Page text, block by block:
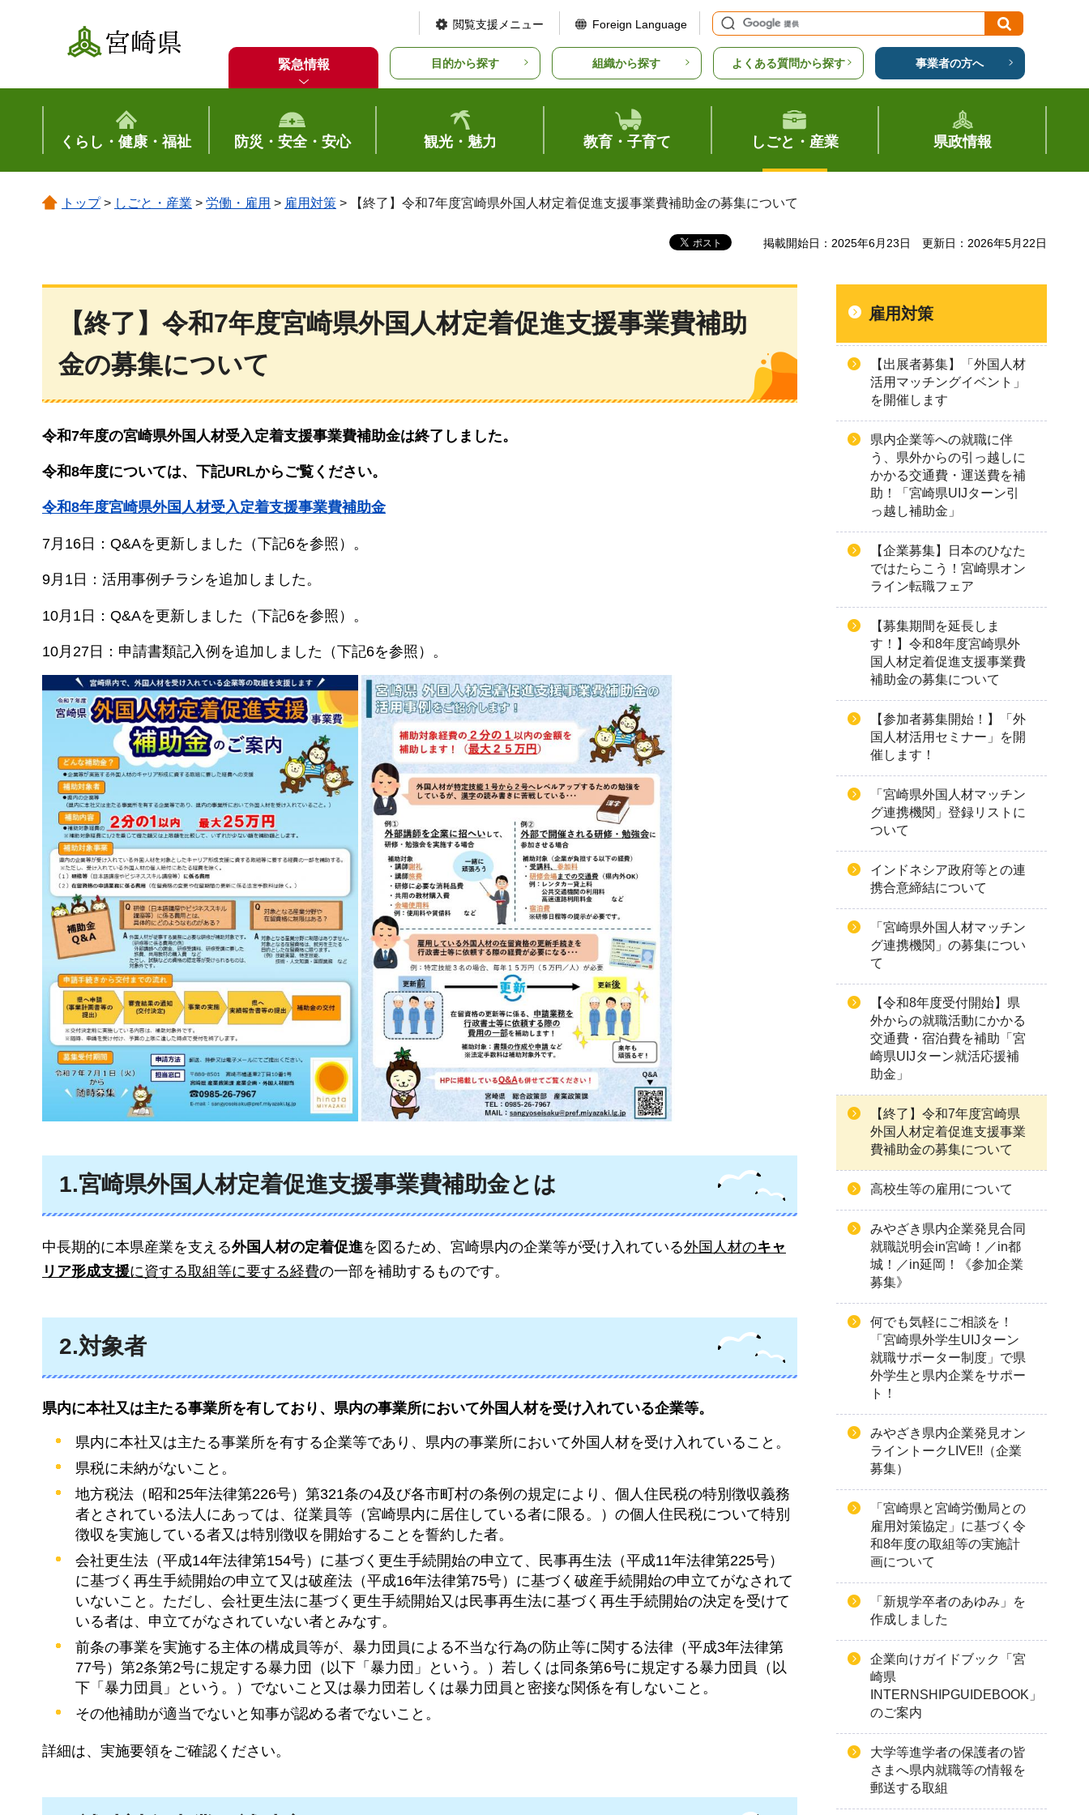
宮崎県
閲覧支援メニュー Foreign Language
緊急情報 目的から探す 組織から探す よくある質問から探す 事業者の方へ
くらし・健康・福祉 防災・安全・安心 観光・魅力 教育・子育て しごと・産業 県政情報
トップ> しごと・産業 > 労働・雇用 > 雇用対策 > 【終了】令和7年度宮崎県外国人材定着促進支援事業費補助金の募集について
掲載開始日：2025年6月23日 更新日：2026年5月22日
【終了】令和7年度宮崎県外国人材定着促進支援事業費補助
金の募集について
令和7年度の宮崎県外国人材受入定着支援事業費補助金は終了しました。
令和8年度については、下記URLからご覧ください。
令和8年度宮崎県外国人材受入定着支援事業費補助金
7月16日：Q&Aを更新しました（下記6を参照）。
9月1日：活用事例チラシを追加しました。
10月1日：Q&Aを更新しました（下記6を参照）。
10月27日：申請書類記入例を追加しました（下記6を参照）。
1.宮崎県外国人材定着促進支援事業費補助金とは
中長期的に本県産業を支える外国人材の定着促進を図るため、宮崎県内の企業等が受け入れている外国人材のキャ
リア形成支援に資する取組等に要する経費の一部を補助するものです。
2.対象者
県内に本社又は主たる事業所を有しており、県内の事業所において外国人材を受け入れている企業等。
県内に本社又は主たる事業所を有する企業等であり、県内の事業所において外国人材を受け入れていること。
県税に未納がないこと。
地方税法（昭和25年法律第226号）第321条の4及び各市町村の条例の規定により、個人住民税の特別徴収義務
者とされている法人にあっては、従業員等（宮崎県内に居住している者に限る。）の個人住民税について特別
徴収を実施している者又は特別徴収を開始することを誓約した者。
会社更生法（平成14年法律第154号）に基づく更生手続開始の申立て、民事再生法（平成11年法律第225号）
に基づく再生手続開始の申立て又は破産法（平成16年法律第75号）に基づく破産手続開始の申立てがなされて
いないこと。ただし、会社更生法に基づく更生手続開始又は民事再生法に基づく再生手続開始の決定を受けて
いる者は、申立てがなされていない者とみなす。
前条の事業を実施する主体の構成員等が、暴力団員による不当な行為の防止等に関する法律（平成3年法律第
77号）第2条第2号に規定する暴力団（以下「暴力団」という。）若しくは同条第6号に規定する暴力団員（以
下「暴力団員」という。）でないこと又は暴力団若しくは暴力団員と密接な関係を有しないこと。
その他補助が適当でないと知事が認める者でないこと。
詳細は、実施要領をご確認ください。
雇用対策
【出展者募集】「外国人材
活用マッチングイベント」
を開催します
県内企業等への就職に伴
う、県外からの引っ越しに
かかる交通費・運送費を補
助！「宮崎県UIJターン引
っ越し補助金」
【企業募集】日本のひなた
ではたらこう！宮崎県オン
ライン転職フェア
【募集期間を延長しま
す！】令和8年度宮崎県外
国人材定着促進支援事業費
補助金の募集について
【参加者募集開始！】「外
国人材活用セミナー」を開
催します！
「宮崎県外国人材マッチン
グ連携機関」登録リストに
ついて
インドネシア政府等との連
携合意締結について
「宮崎県外国人材マッチン
グ連携機関」の募集につい
て
【令和8年度受付開始】県
外からの就職活動にかかる
交通費・宿泊費を補助「宮
崎県UIJターン就活応援補
助金」
【終了】令和7年度宮崎県
外国人材定着促進支援事業
費補助金の募集について
高校生等の雇用について
みやざき県内企業発見合同
就職説明会in宮崎！／in都
城！／in延岡！《参加企業
募集》
何でも気軽にご相談を！
「宮崎県外学生UIJターン
就職サポーター制度」で県
外学生と県内企業をサポー
ト！
みやざき県内企業発見オン
ライントークLIVE!!（企業
募集）
「宮崎県と宮崎労働局との
雇用対策協定」に基づく令
和8年度の取組等の実施計
画について
「新規学卒者のあゆみ」を
作成しました
企業向けガイドブック「宮
崎県
INTERNSHIPGUIDEBOOK」
のご案内
大学等進学者の保護者の皆
さまへ県内就職等の情報を
郵送する取組